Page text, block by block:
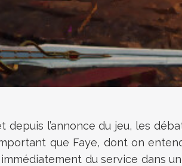
l’annonce du jeu, les
que Faye, dont on
du service dans